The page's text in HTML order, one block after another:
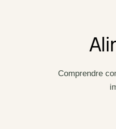
Comprendre